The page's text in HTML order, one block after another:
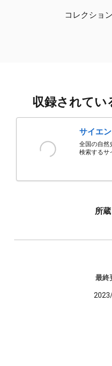
コレクショ
収録されてい
サイエ
全国の自然
検索するサ
所蔵
最終